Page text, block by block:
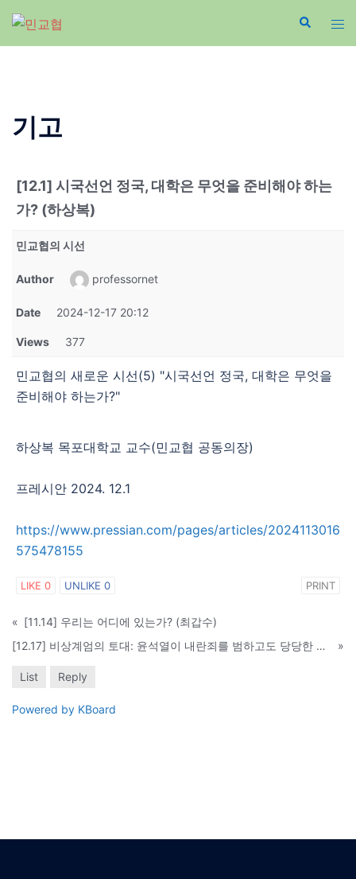
Skip
content
기고
[12.1] 시국선언 정국, 대학은 무엇을 준비해야 하는
가? (하상복)
민교협의 시선
Author professornet
Date 2024-12-17 20:12
Views 377
민교협의 새로운 시선(5) "시국선언 정국, 대학은 무엇을
준비해야 하는가?"
하상복 목포대학교 교수(민교협 공동의장)
프레시안 2024. 12.1
https://www.pressian.com/pages/articles/2024113016
575478155
LIKE 0 UNLIKE 0 PRINT
« [11.14] 우리는 어디에 있는가? (최갑수)
[12.17] 비상계엄의 토대: 윤석열이 내란죄를 범하고도 당당한 이유와 사회 대개혁의 길
»
List Reply
Powered by KBoard